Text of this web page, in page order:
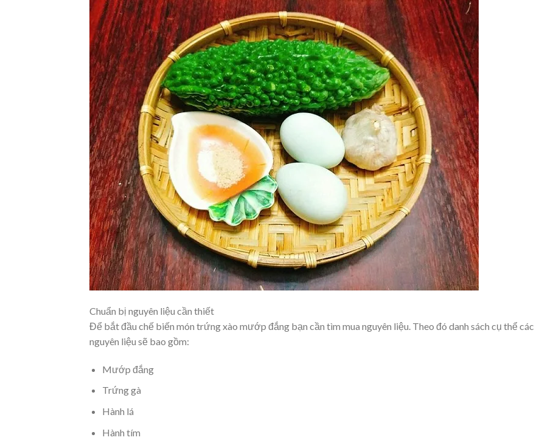
Chuẩn bị nguyên liệu cần thiết
Để bắt đầu chế biến món trứng xào mướp đắng bạn cần tìm mua nguyên liệu. Theo đó danh sách cụ thể các
nguyên liệu sẽ bao gồm:
Mướp đắng
Trứng gà
Hành lá
Hành tím